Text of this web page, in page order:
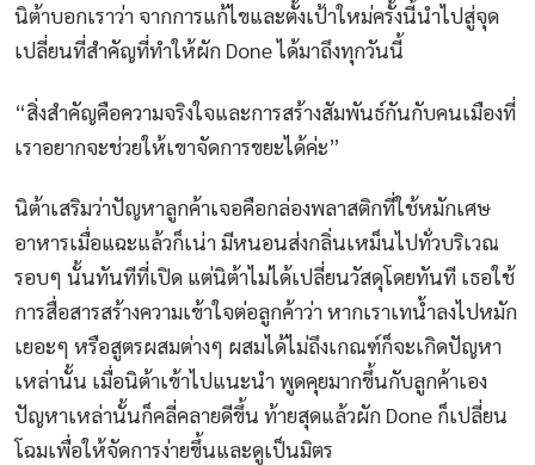
นิต้าบอกเราว่า จากการแก้ไขและตั้งเป้าใหม่ครั้งนี้นำไปสู่จุด
เปลี่ยนที่สำคัญที่ทำให้ผัก Done ได้มาถึงทุกวันนี้
“สิ่งสำคัญคือความจริงใจและการสร้างสัมพันธ์กันกับคนเมืองที่
เราอยากจะช่วยให้เขาจัดการขยะได้ค่ะ”
นิต้าเสริมว่าปัญหาลูกค้าเจอคือกล่องพลาสติกที่ใช้หมักเศษ
อาหารเมื่อแฉะแล้วก็เน่า มีหนอนส่งกลิ่นเหม็นไปทั่วบริเวณ
รอบๆ นั้นทันทีที่เปิด แต่นิต้าไม่ได้เปลี่ยนวัสดุโดยทันที เธอใช้
การสื่อสารสร้างความเข้าใจต่อลูกค้าว่า หากเราเทน้ำลงไปหมัก
เยอะๆ หรือสูตรผสมต่างๆ ผสมได้ไม่ถึงเกณฑ์ก็จะเกิดปัญหา
เหล่านั้น เมื่อนิต้าเข้าไปแนะนำ พูดคุยมากขึ้นกับลูกค้าเอง
ปัญหาเหล่านั้นก็คลี่คลายดีขึ้น ท้ายสุดแล้วผัก Done ก็เปลี่ยน
โฉมเพื่อให้จัดการง่ายขึ้นและดูเป็นมิตร